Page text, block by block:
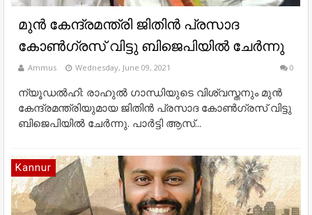
മുന്‍ കേന്ദ്രമന്ത്രി ജിതിൻ പ്രസാദ
കോൺഗ്രസ് വിട്ടു ബിജെപിയില്‍ ചേര്‍ന്നു
Ammus Wednesday, June 09, 2021 0
ന്യൂഡൽഹി: രാഹുൽ ഗാന്ധിയുടെ വിശ്വസ്തനും മുന്‍
കേന്ദ്രമന്ത്രിയുമായ ജിതിൻ പ്രസാദ കോൺഗ്രസ് വിട്ടു
ബിജെപിയില്‍ ചേര്‍ന്നു. പാർട്ടി ആസ്...
Kannur